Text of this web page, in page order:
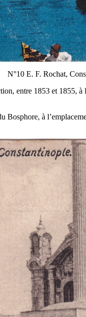
N°10 E. F. Rochat,
entre 1853 et 1855, à
Bosphore, à